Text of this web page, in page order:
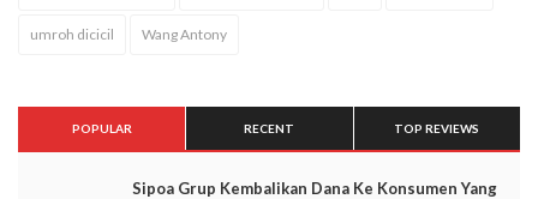
umroh dicicil Wang Antony
POPULAR RECENT TOP REVIEWS
Sipoa Grup Kembalikan Dana Ke Konsumen Yang